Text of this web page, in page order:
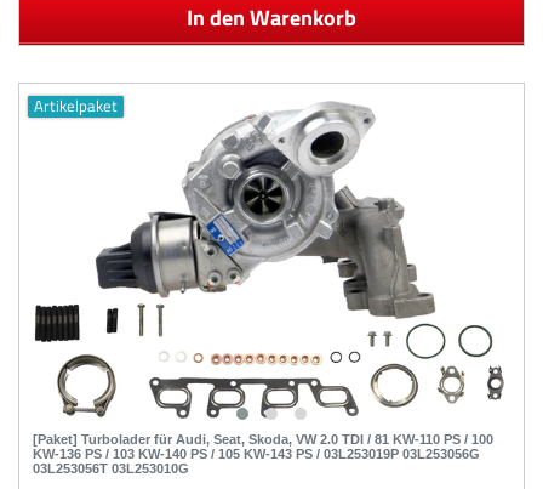
In den Warenkorb
Artikelpaket
[Paket] Turbolader für Audi, Seat, Skoda, VW 2.0 TDI / 81 KW-110 PS / 100
KW-136 PS / 103 KW-140 PS / 105 KW-143 PS / 03L253019P 03L253056G
03L253056T 03L253010G